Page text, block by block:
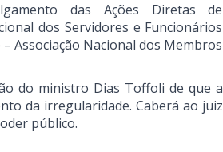
das Ações Diretas de
dos Servidores e Funcionários
Associação Nacional dos Membros
do ministro Dias Toffoli de que a
da irregularidade. Caberá ao juiz
público.